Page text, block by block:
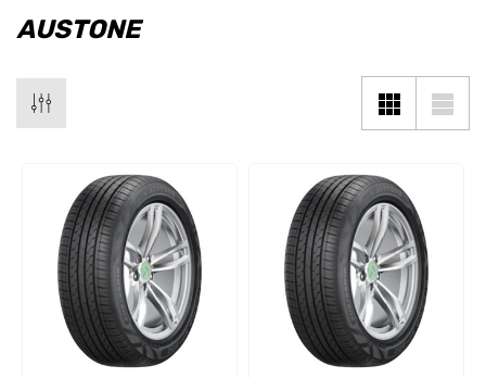
AUSTONE